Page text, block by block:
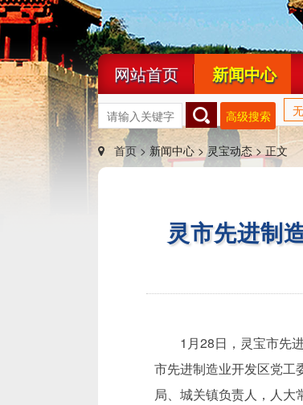
网站首页 新闻中心
高级搜索
首页 > 新闻中心 >灵宝动态 >正文
灵市先进制
1月28日，灵宝市先
市先进制造业开发区党工
局、城关镇负责人，人大